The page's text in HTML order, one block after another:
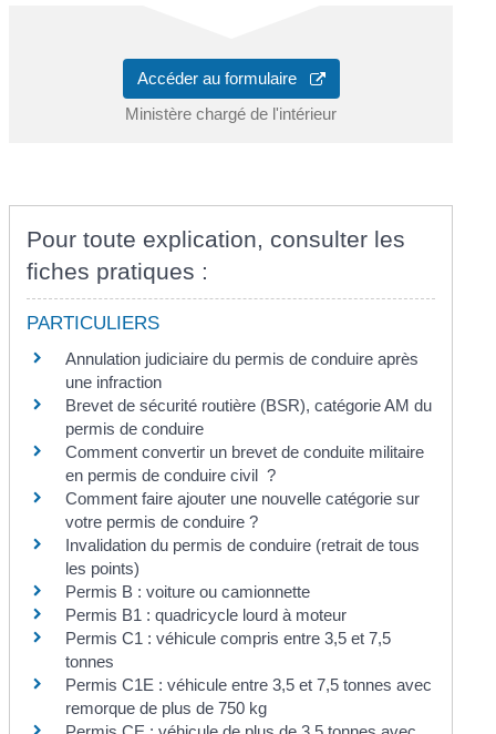
Accéder au formulaire
Ministère chargé de l'intérieur
Pour toute explication, consulter les
fiches pratiques :
PARTICULIERS
Annulation judiciaire du permis de conduire après
une infraction
Brevet de sécurité routière (BSR), catégorie AM du
permis de conduire
Comment convertir un brevet de conduite militaire
en permis de conduire civil ?
Comment faire ajouter une nouvelle catégorie sur
votre permis de conduire ?
Invalidation du permis de conduire (retrait de tous
les points)
Permis B : voiture ou camionnette
Permis B1 : quadricycle lourd à moteur
Permis C1 : véhicule compris entre 3,5 et 7,5
tonnes
Permis C1E : véhicule entre 3,5 et 7,5 tonnes avec
remorque de plus de 750 kg